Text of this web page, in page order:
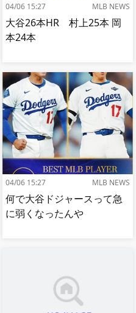
04/06 15:27 MLB NEWS
大谷26本HR 村上25本 岡
本24本
04/06 15:27 MLB NEWS
何で大谷ドジャースって急
に弱くなったんや